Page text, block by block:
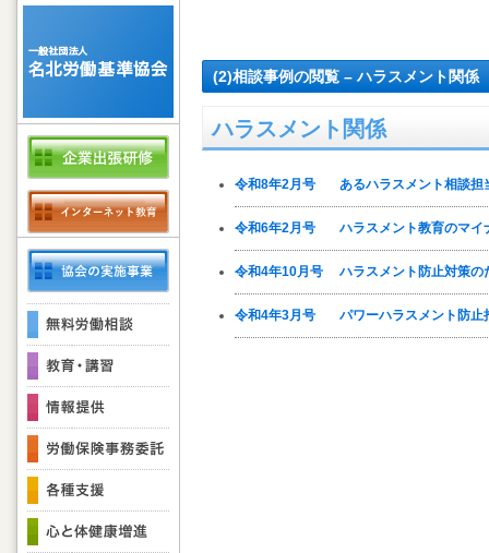
(2)相談事例の閲覧 – ハラスメント関係
ハラスメント関係
令和8年2月号 あるハラスメント相談担
令和6年2月号 ハラスメント教育のマ
令和4年10月号 ハラスメント防止対策
令和4年3月号 パワーハラスメント防止